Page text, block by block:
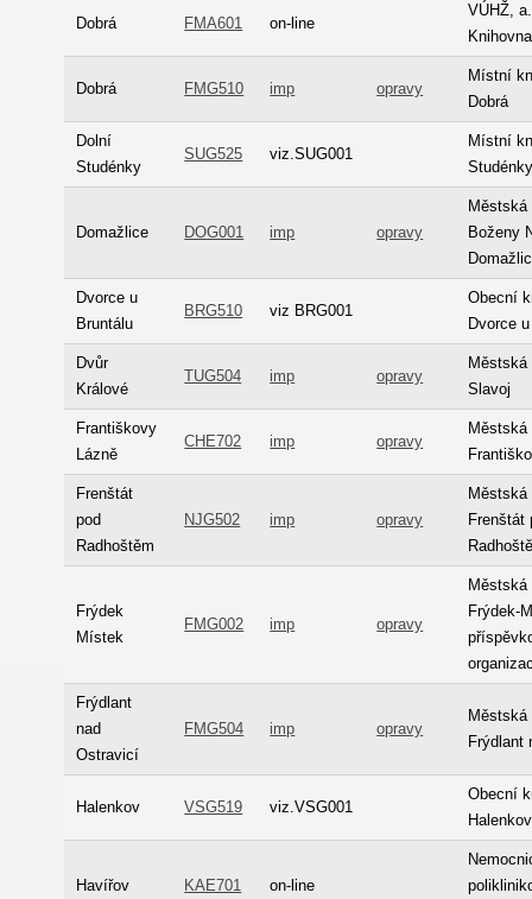
Dobrá FMA601 on-line
VÚHŽ,
Knihovna
Dobrá FMG510 imp opravy
Místní
Dobrá
Dolní
Studénky
SUG525 viz.SUG001
Místní
Domažlice DOG001 imp opravy
Městská
Boženy
Dvorce u
Bruntálu
BRG510 viz BRG001
Obecní
Dvorce
Dvůr
Králové
TUG504 imp opravy
Městská
Slavoj
Františkovy
Lázně
CHE702 imp opravy
Městská
Frenštát
pod
Radhoštěm
NJG502 imp opravy
Městská
Frenštát
Frýdek
Místek
FMG002 imp opravy
Městská
Frýdek-
Frýdlant
nad
Ostravicí
FMG504 imp opravy
Městská
Frýdlant
Halenkov VSG519 viz.VSG001
Obecní
Halenkov
Havířov KAE701 on-line